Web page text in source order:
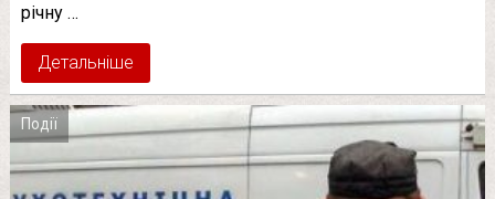
річну …
Детальніше
Події